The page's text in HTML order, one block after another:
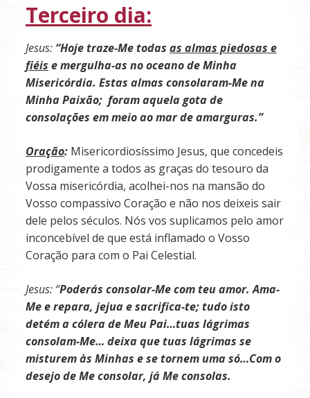
Terceiro dia:
Jesus: “Hoje traze-Me todas as almas piedosas e
fiéis e mergulha-as no oceano de Minha
Misericórdia. Estas almas consolaram-Me na
Minha Paixão; foram aquela gota de
consolações em meio ao mar de amarguras.”
Oração: Misericordiosíssimo Jesus, que concedeis
prodigamente a todos as graças do tesouro da
Vossa misericórdia, acolhei-nos na mansão do
Vosso compassivo Coração e não nos deixeis sair
dele pelos séculos. Nós vos suplicamos pelo amor
inconcebível de que está inflamado o Vosso
Coração para com o Pai Celestial.
Jesus: “Poderás consolar-Me com teu amor. Ama-
Me e repara, jejua e sacrifica-te; tudo isto
detém a cólera de Meu Pai…tuas lágrimas
consolam-Me… deixa que tuas lágrimas se
misturem às Minhas e se tornem uma só…Com o
desejo de Me consolar, já Me consolas.